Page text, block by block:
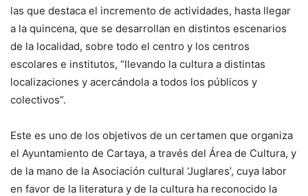
las que destaca el incremento de actividades, hasta llegar
a la quincena, que se desarrollan en distintos escenarios
de la localidad, sobre todo el centro y los centros
escolares e institutos, “llevando la cultura a distintas
localizaciones y acercándola a todos los públicos y
colectivos”.
Este es uno de los objetivos de un certamen que organiza
el Ayuntamiento de Cartaya, a través del Área de Cultura, y
de la mano de la Asociación cultural ‘Juglares’, cuya labor
en favor de la literatura y de la cultura ha reconocido la